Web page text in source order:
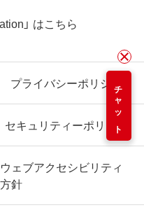
チャット
」 はこちら
プライバシーポリシー
セキュリティーポリシー
ウェブアクセシビリティ
方針